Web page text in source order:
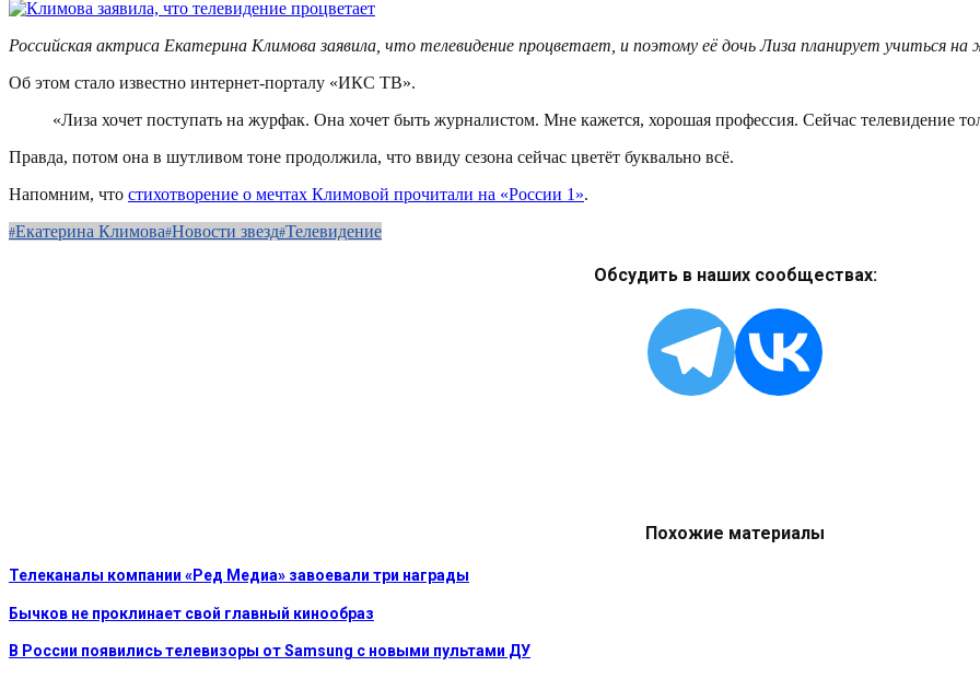
Российская актриса Екатерина Климова заявила, что телевидение процветает, и поэтому её дочь Лиза планирует учиться
Об этом стало известно интернет-порталу «ИКС ТВ».
«Лиза хочет поступать на журфак. Она хочет быть журналистом. Мне кажется, хорошая профессия. Сейчас телевидение
Правда, потом она в шутливом тоне продолжила, что ввиду сезона сейчас цветёт буквально всё.
Напомним, что стихотворение о мечтах Климовой прочитали на «России 1».
Екатерина Климова Новости звезд Телевидение
Обсудить в наших сообществах:
Похожие материалы
Телеканалы компании «Ред Медиа» завоевали три награды
Бычков не проклинает свой главный кинообраз
В России появились телевизоры от Samsung с новыми пультами ДУ